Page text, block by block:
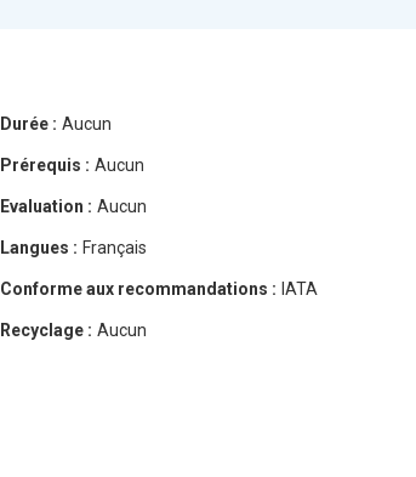
Durée : Aucun
Prérequis : Aucun
Evaluation : Aucun
Langues : Français
Conforme aux recommandations : IATA
Recyclage : Aucun